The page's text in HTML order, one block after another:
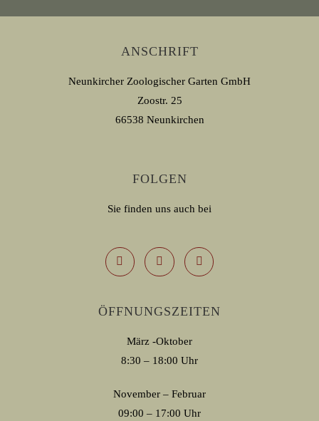
ANSCHRIFT
Neunkircher Zoologischer Garten GmbH
Zoostr. 25
66538 Neunkirchen
FOLGEN
Sie finden uns auch bei
ÖFFNUNGSZEITEN
März -Oktober
8:30 – 18:00 Uhr
November – Februar
09:00 – 17:00 Uhr